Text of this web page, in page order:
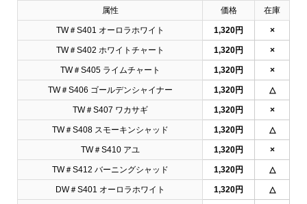
属性 価格 在庫
TW＃S401 オーロラホワイト 1,320円 ×
TW＃S402 ホワイトチャート 1,320円 ×
TW＃S405 ライムチャート 1,320円 ×
TW＃S406 ゴールデンシャイナー 1,320円 △
TW＃S407 ワカサギ 1,320円 ×
TW＃S408 スモーキンシャッド 1,320円 △
TW＃S410 アユ 1,320円 ×
TW＃S412 バーニングシャッド 1,320円 △
DW＃S401 オーロラホワイト 1,320円 △